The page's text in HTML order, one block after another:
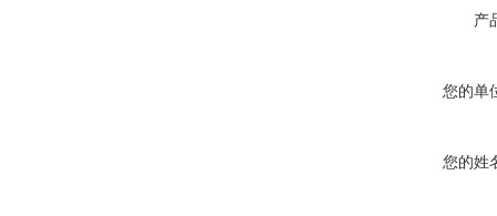
产
您的单
您的姓